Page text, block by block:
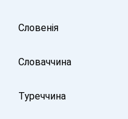
Словенія
Словаччина
Туреччина